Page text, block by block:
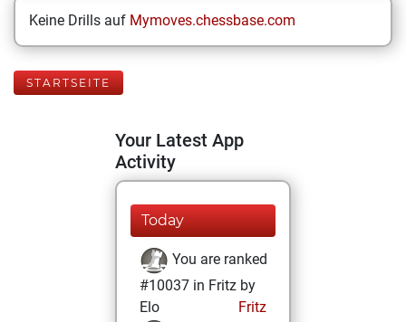
Keine Drills auf Mymoves.chessbase.com
STARTSEITE
Your Latest App
Activity
Today
You are ranked
#10037 in Fritz by
Elo
Fritz